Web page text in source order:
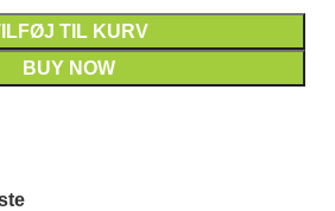
TIL KURV
BUY NOW